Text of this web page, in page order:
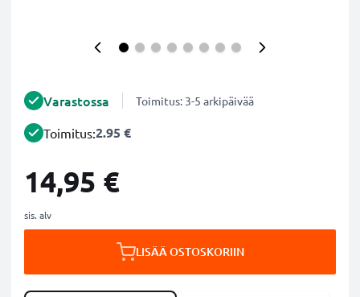
Varastossa Toimitus: 3-5 arkipäivää
Toimitus:2.95 €
14,95 €
sis. alv
LISÄÄ OSTOSKORIIN